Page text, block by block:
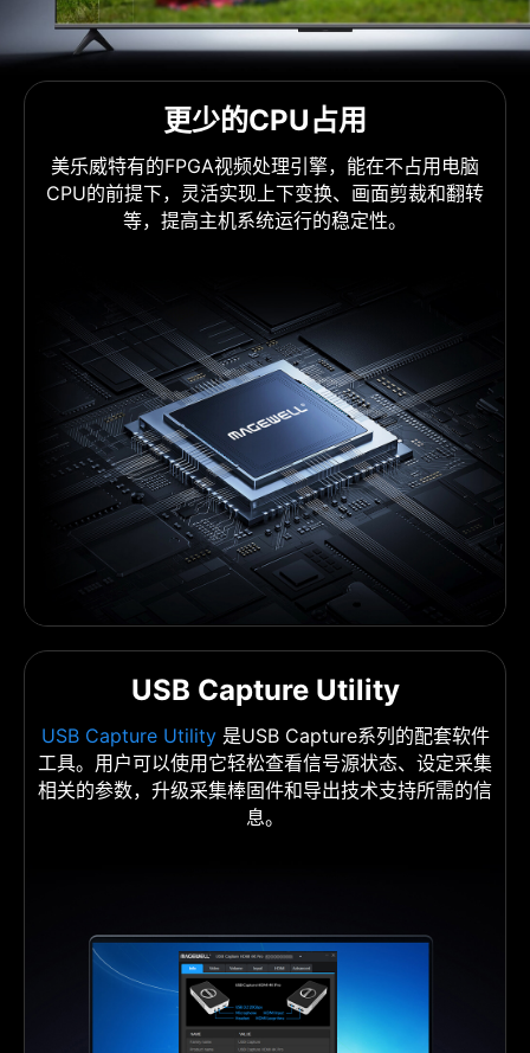
更少的CPU占用
美乐威特有的FPGA视频处理引擎，能在不占用电脑
CPU的前提下，灵活实现上下变换、画面剪裁和翻转
等，提高主机系统运行的稳定性。
USB Capture Utility
USB Capture Utility是USB Capture系列的配套软件
工具。用户可以使用它轻松查看信号源状态、设定采集
相关的参数，升级采集棒固件和导出技术支持所需的信
息。